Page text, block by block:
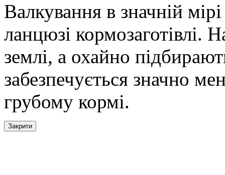
Валкування в значній
ланцюзі кормозаготівлі.
землі, а охайно
забезпечується значно
грубому кормі.
Закрити